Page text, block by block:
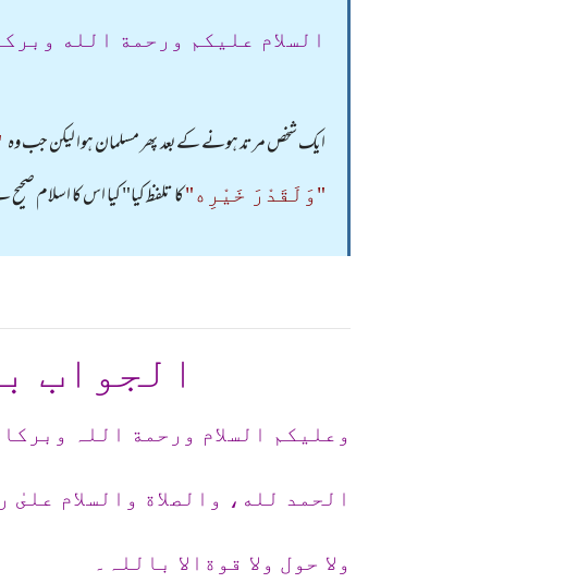
السلام عليكم ورحمة الله
ایک شخص مرتد ہونے کےبعد پھر مسلمان ہوا لیکن جب وہ
"وَلَقَدْرَ خَیْرِه"کا تلفظ کیا" کیا اس کا اسلام
الجواب
وعلیکم السلام ورحمة اللہ
الحمد لله، والصلاة والسلام
ولا حول ولا قوةالا باللہ۔